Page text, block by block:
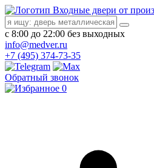
Входные двери от
с 8:00 до 22:00 без выходных
info@medver.ru
+7 (495) 374-73-35
Обратный звонок
0